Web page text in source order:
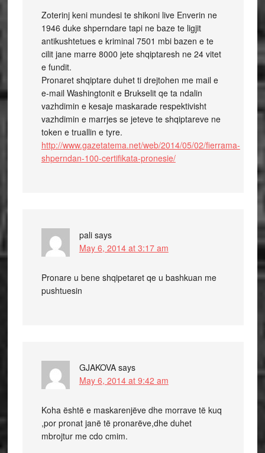
Zoterinj keni mundesi te shikoni live Enverin ne
1946 duke shperndare tapi ne baze te ligjit
antikushtetues e kriminal 7501 mbi bazen e te
cilit jane marre 8000 jete shqiptaresh ne 24 vitet
e fundit.
Pronaret shqiptare duhet ti drejtohen me mail e
e-mail Washingtonit e Brukselit qe ta ndalin
vazhdimin e kesaje maskarade respektivisht
vazhdimin e marrjes se jeteve te shqiptareve ne
token e truallin e tyre.
http://www.gazetatema.net/web/2014/05/02/fierrama-
shperndan-100-certifikata-pronesie/
pali says
May 6, 2014 at 3:17 am
Pronare u bene shqipetaret qe u bashkuan me
pushtuesin
GJAKOVA says
May 6, 2014 at 9:42 am
Koha është e maskarenjëve dhe morrave të kuq
,por pronat janë të pronarëve,dhe duhet
mbrojtur me cdo cmim.